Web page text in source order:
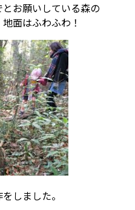
お願いしている森の
面はふわふわ！
しました。